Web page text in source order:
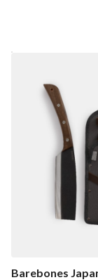
Barebones